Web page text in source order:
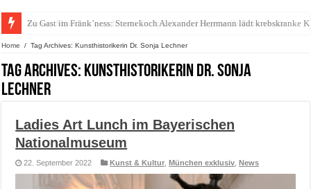
Zu Gast im Fränk’ness: Sternekoch Alexander Herrmann lädt krebskranke
Warum München gerade zum Treffpunkt der Lingerie-Branche wurde
Home / Tag Archives: Kunsthistorikerin Dr. Sonja Lechner
Tag Archives: Kunsthistorikerin Dr. Sonja
Lechner
Ladies Art Lunch im Bayerischen
Nationalmuseum
22. September 2022 Kunst & Kultur ,München exklusiv ,News